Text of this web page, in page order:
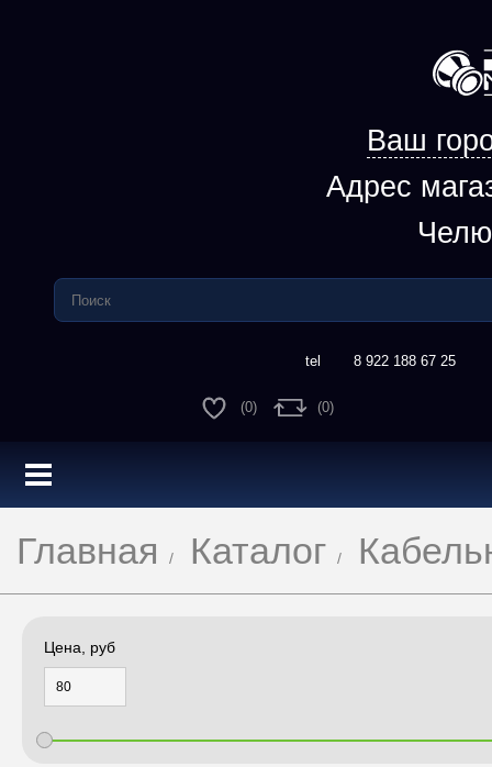
Ваш
Адрес
8 922 188 67 25
(0) (0)
Главная Каталог
Цена, руб